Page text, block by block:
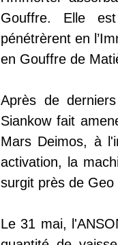
Gouffre. Elle
pénétrèrent en
en Gouffre de
Après de
Siankow fait
Mars Deimos, à
activation, la
surgit près de
Le 31 mai,